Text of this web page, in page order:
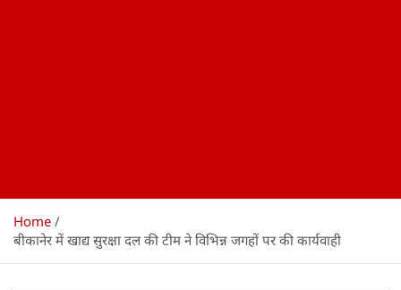
Home
बीकानेर में खाद्य सुरक्षा दल की टीम ने विभिन्न जगहों पर की कार्यवाही